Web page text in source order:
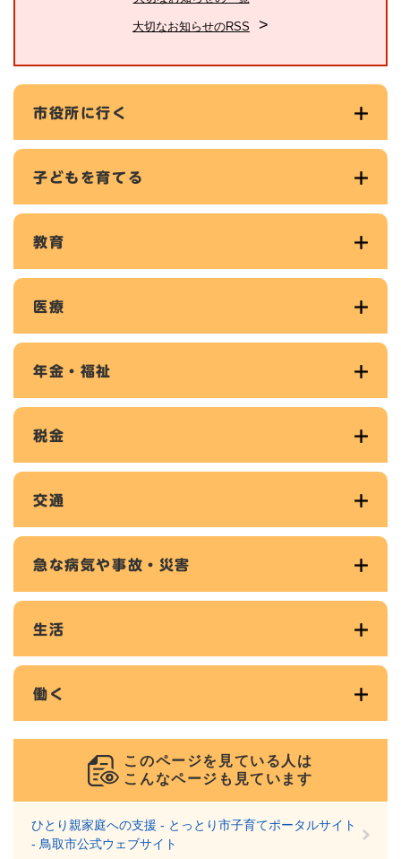
大切なお知らせのRSS
市役所に行く
子どもを育てる
教育
医療
年金・福祉
税金
交通
急な病気や事故・災害
生活
働く
このページを見ている人は
こんなページも見ています
ひとり親家庭への支援 - とっとり市子育てポータルサイト
- 鳥取市公式ウェブサイト